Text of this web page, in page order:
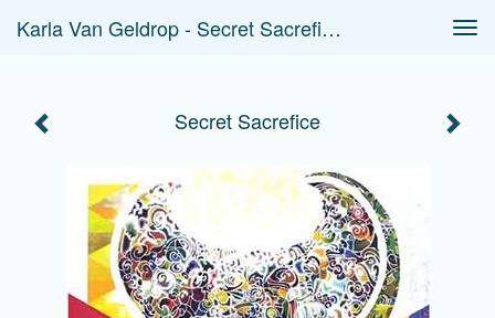
Karla Van Geldrop - Secret Sacrefice
Secret Sacrefice